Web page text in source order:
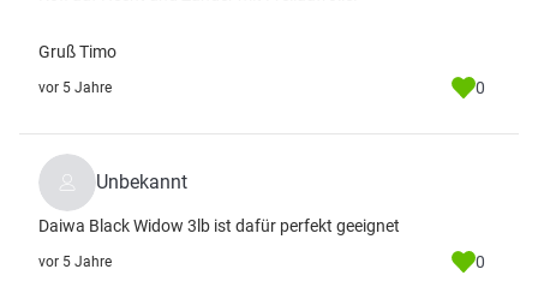
Gruß Timo
vor 5 Jahre 0
Unbekannt
Daiwa Black Widow 3lb ist dafür perfekt geeignet
vor 5 Jahre 0